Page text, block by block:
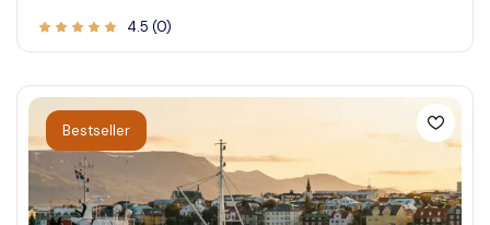
und lebhaften lokale Orte, wenn die Nacht hereinbricht.
Glasgow nach Sonnenuntergang erkunden möchten.
4.5 (0)
Bestseller